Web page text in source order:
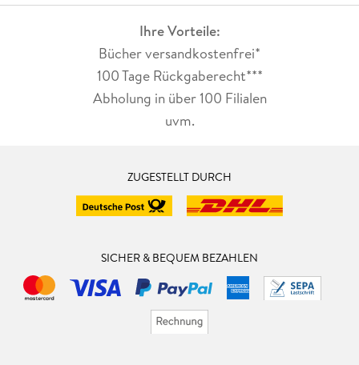
Ihre Vorteile:
Bücher versandkostenfrei*
100 Tage Rückgaberecht***
Abholung in über 100 Filialen
uvm.
ZUGESTELLT DURCH
SICHER & BEQUEM BEZAHLEN